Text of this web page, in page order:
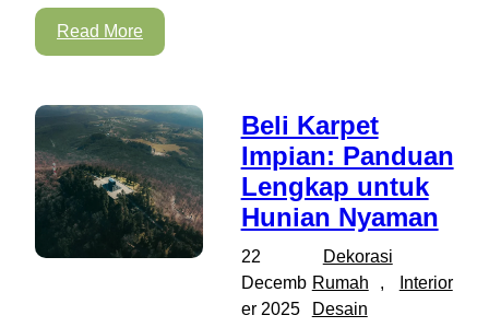
Read More
Beli Karpet
Impian: Panduan
Lengkap untuk
Hunian Nyaman
22
Decemb
er 2025
Dekorasi
Rumah
,
Interior
Desain